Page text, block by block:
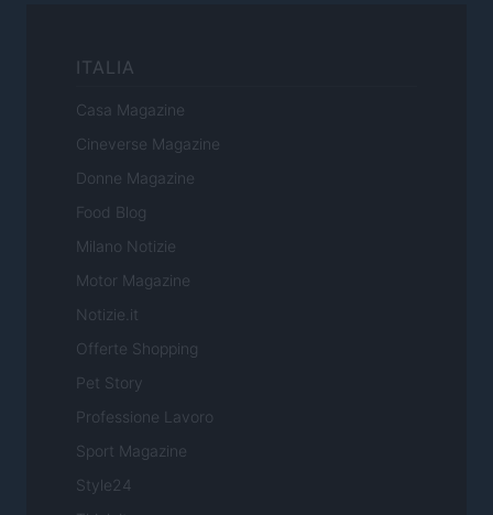
ITALIA
Casa Magazine
Cineverse Magazine
Donne Magazine
Food Blog
Milano Notizie
Motor Magazine
Notizie.it
Offerte Shopping
Pet Story
Professione Lavoro
Sport Magazine
Style24